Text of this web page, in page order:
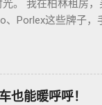
。 我在柏林租房
Porlex这些牌子，
德国超市咖啡豆
啡，赶紧试试，生活
也能暖呼呼！